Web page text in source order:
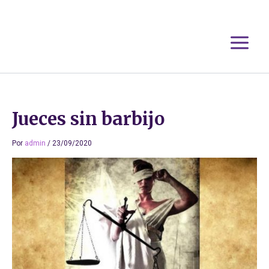
Jueces sin barbijo
Por admin / 23/09/2020